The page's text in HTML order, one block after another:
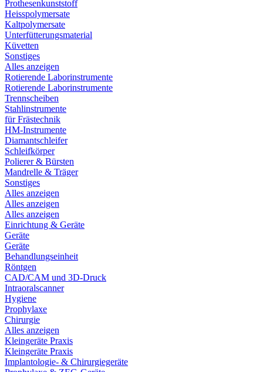
Prothesenkunststoff
Heisspolymersate
Kaltpolymersate
Unterfütterungsmaterial
Küvetten
Sonstiges
Alles anzeigen
Rotierende Laborinstrumente
Rotierende Laborinstrumente
Trennscheiben
Stahlinstrumente
für Frästechnik
HM-Instrumente
Diamantschleifer
Schleifkörper
Polierer & Bürsten
Mandrelle & Träger
Sonstiges
Alles anzeigen
Alles anzeigen
Alles anzeigen
Einrichtung & Geräte
Geräte
Geräte
Behandlungseinheit
Röntgen
CAD/CAM und 3D-Druck
Intraoralscanner
Hygiene
Prophylaxe
Chirurgie
Alles anzeigen
Kleingeräte Praxis
Kleingeräte Praxis
Implantologie- & Chirurgiegeräte